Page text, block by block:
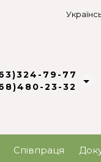
79-77
23-32
Співпраця